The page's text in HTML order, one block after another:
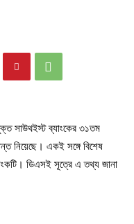
সাউথইস্ট ব্যাংকের ৩১তম
নিয়েছে। একই সঙ্গে বিশেষ
ডিএসই সূত্রে এ তথ্য জানা